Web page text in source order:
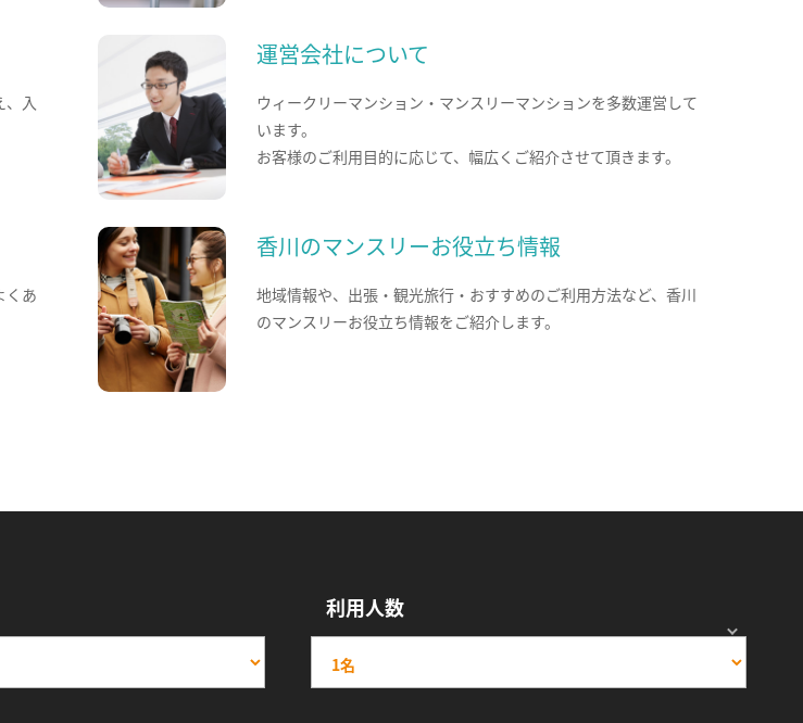
、入
運営会社について
ウィークリーマンション・マンスリーマンションを多数運営して
います。
お客様のご利用目的に応じて、幅広くご紹介させて頂きます。
くあ
香川のマンスリーお役立ち情報
地域情報や、出張・観光旅行・おすすめのご利用方法など、香川
のマンスリーお役立ち情報をご紹介します。
利用人数